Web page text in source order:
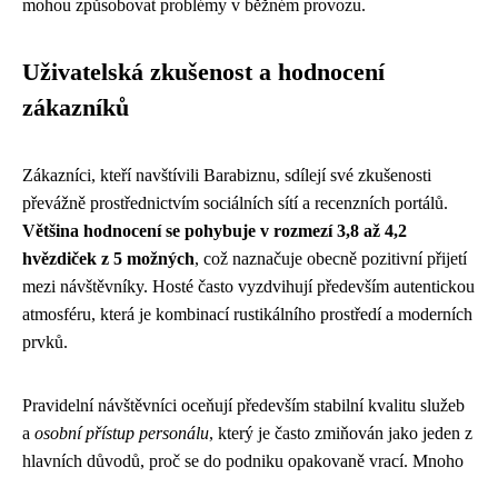
mohou způsobovat problémy v běžném provozu.
Uživatelská zkušenost a hodnocení
zákazníků
Zákazníci, kteří navštívili Barabiznu, sdílejí své zkušenosti
převážně prostřednictvím sociálních sítí a recenzních portálů.
Většina hodnocení se pohybuje v rozmezí 3,8 až 4,2
hvězdiček z 5 možných, což naznačuje obecně pozitivní přijetí
mezi návštěvníky. Hosté často vyzdvihují především autentickou
atmosféru, která je kombinací rustikálního prostředí a moderních
prvků.
Pravidelní návštěvníci oceňují především stabilní kvalitu služeb
a osobní přístup personálu, který je často zmiňován jako jeden z
hlavních důvodů, proč se do podniku opakovaně vrací. Mnoho